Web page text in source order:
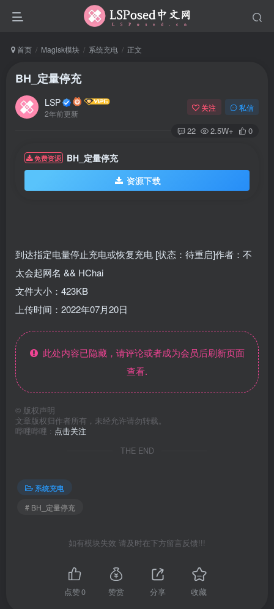
首页 Magisk模块 系统充电 正文
BH_定量停充
LSP
2年前更新
关注 私信
22 2.5W+ 0
免费资源
BH_定量停充
资源下载
到达指定电量停止充电或恢复充电 [状态：待重启]作者：不
太会起网名 && HChai
文件大小：423KB
上传时间：2022年07月20日
此处内容已隐藏，请评论或者成为会员后刷新页面
查看.
© 版权声明
文章版权归作者所有，未经允许请勿转载。
哔哩哔哩 : 点击关注
THE END
系统充电
# BH_定量停充
如有模块失效 请及时在下方留言反馈!!!
点赞0 赞赏 分享 收藏